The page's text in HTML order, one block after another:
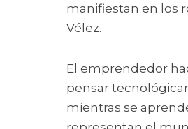
manifiestan en los
Vélez.
El emprendedor
pensar
mientras se